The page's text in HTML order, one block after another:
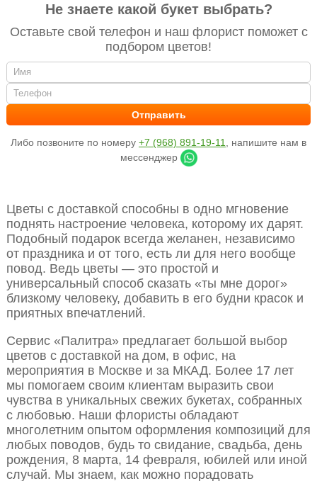
Не знаете какой букет выбрать?
Оставьте свой телефон и наш флорист поможет с
подбором цветов!
Либо позвоните по номеру +7 (968) 891-19-11
, напишите нам в
мессенджер
Цветы с доставкой способны в одно мгновение
поднять настроение человека, которому их дарят.
Подобный подарок всегда желанен, независимо
от праздника и от того, есть ли для него вообще
повод. Ведь цветы — это простой и
универсальный способ сказать «ты мне дорог»
близкому человеку, добавить в его будни красок и
приятных впечатлений.
Сервис «Палитра» предлагает большой выбор
цветов с доставкой на дом, в офис, на
мероприятия в Москве и за МКАД. Более 17 лет
мы помогаем своим клиентам выразить свои
чувства в уникальных свежих букетах, собранных
с любовью. Наши флористы обладают
многолетним опытом оформления композиций для
любых поводов, будь то свидание, свадьба, день
рождения, 8 марта, 14 февраля, юбилей или иной
случай. Мы знаем, как можно порадовать